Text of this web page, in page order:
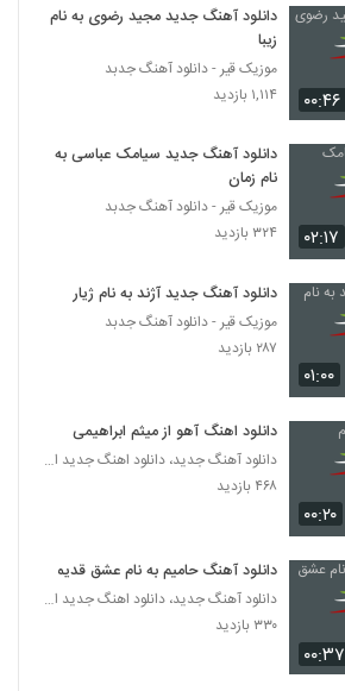
۰۰:۴۶
دانلود آهنگ جدید مجید رضوی به نام
زیبا
موزیک قیر - دانلود آهنگ جدبد
۱,۱۱۴ بازدید
۰۲:۱۷
دانلود آهنگ جدید سیامک عباسی به
نام زمان
موزیک قیر - دانلود آهنگ جدبد
۳۲۴ بازدید
۰۱:۰۰
دانلود آهنگ جدید آژند به نام ژیار
موزیک قیر - دانلود آهنگ جدبد
۲۸۷ بازدید
۰۰:۲۰
دانلود اهنگ آهو از میثم ابراهیمی
دانلود آهنگ جدید، دانلود اهنگ جدید ایرانی
۴۶۸ بازدید
۰۰:۳۷
دانلود آهنگ حامیم به نام عشق قدیمی
دانلود آهنگ جدید، دانلود اهنگ جدید ایرانی
۳۳۰ بازدید